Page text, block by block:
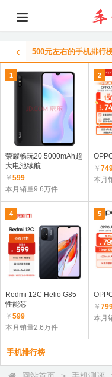
‹ 500元左右的手机排行
1
荣耀畅玩20 5000mAh超
大电池续航
￥ 599
本月销量9.6万件
2
￥
本月
4
Redmi 12C Helio G85
性能芯
￥ 599
本月销量2.6万件
5
￥
本月
手机排行榜